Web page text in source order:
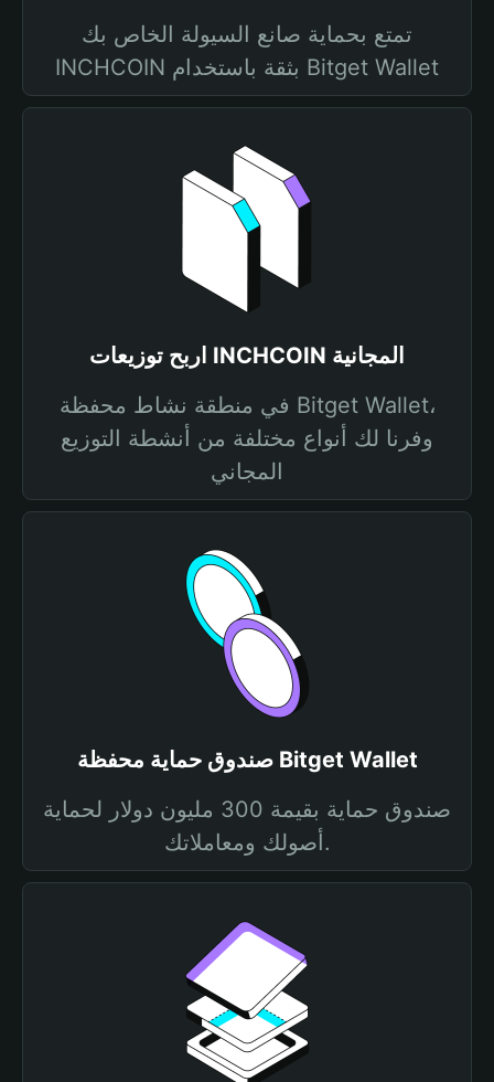
تمتع بحماية صانع السيولة الخاص بك
INCHCOIN بثقة باستخدام Bitget Wallet
اربح توزيعات INCHCOIN المجانية
في منطقة نشاط محفظة Bitget Wallet،
وفرنا لك أنواع مختلفة من أنشطة التوزيع
المجاني
صندوق حماية محفظة Bitget Wallet
صندوق حماية بقيمة 300 مليون دولار لحماية
أصولك ومعاملاتك.